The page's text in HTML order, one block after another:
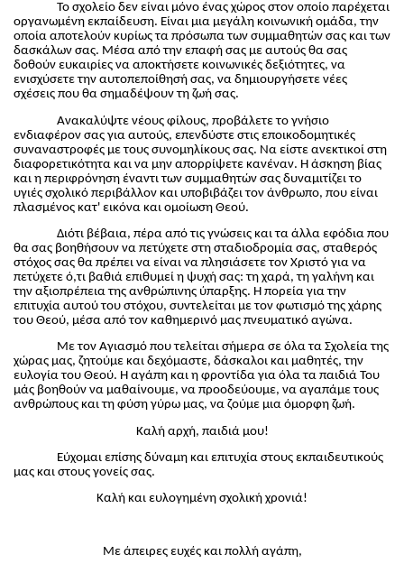
Το σχολείο δεν είναι μόνο ένας χώρος στον οποίο παρέχεται
οργανωμένη εκπαίδευση. Είναι μια μεγάλη κοινωνική ομάδα, την
οποία αποτελούν κυρίως τα πρόσωπα των συμμαθητών σας και των
δασκάλων σας. Μέσα από την επαφή σας με αυτούς θα σας
δοθούν ευκαιρίες να αποκτήσετε κοινωνικές δεξιότητες, να
ενισχύσετε την αυτοπεποίθησή σας, να δημιουργήσετε νέες
σχέσεις που θα σημαδέψουν τη ζωή σας.
Ανακαλύψτε νέους φίλους, προβάλετε το γνήσιο
ενδιαφέρον σας για αυτούς, επενδύστε στις εποικοδομητικές
συναναστροφές με τους συνομηλίκους σας. Να είστε ανεκτικοί στη
διαφορετικότητα και να μην απορρίψετε κανέναν. Η άσκηση βίας
και η περιφρόνηση έναντι των συμμαθητών σας δυναμιτίζει το
υγιές σχολικό περιβάλλον και υποβιβάζει τον άνθρωπο, που είναι
πλασμένος κατ' εικόνα και ομοίωση Θεού.
Διότι βέβαια, πέρα από τις γνώσεις και τα άλλα εφόδια που
θα σας βοηθήσουν να πετύχετε στη σταδιοδρομία σας, σταθερός
στόχος σας θα πρέπει να είναι να πλησιάσετε τον Χριστό για να
πετύχετε ό,τι βαθιά επιθυμεί η ψυχή σας: τη χαρά, τη γαλήνη και
την αξιοπρέπεια της ανθρώπινης ύπαρξης. Η πορεία για την
επιτυχία αυτού του στόχου, συντελείται με τον φωτισμό της χάρης
του Θεού, μέσα από τον καθημερινό μας πνευματικό αγώνα.
Με τον Αγιασμό που τελείται σήμερα σε όλα τα Σχολεία της
χώρας μας, ζητούμε και δεχόμαστε, δάσκαλοι και μαθητές, την
ευλογία του Θεού. Η αγάπη και η φροντίδα για όλα τα παιδιά Του
μάς βοηθούν να μαθαίνουμε, να προοδεύουμε, να αγαπάμε τους
ανθρώπους και τη φύση γύρω μας, να ζούμε μια όμορφη ζωή.
Καλή αρχή, παιδιά μου!
Εύχομαι επίσης δύναμη και επιτυχία στους εκπαιδευτικούς
μας και στους γονείς σας.
Καλή και ευλογημένη σχολική χρονιά!
Με άπειρες ευχές και πολλή αγάπη,